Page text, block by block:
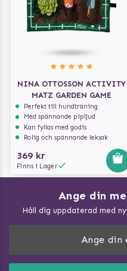
NINA OTTOSSON ACTIVITY
MATZ GARDEN GAME
Perfekt till hundträning
Med spännande pipljud
Kan fyllas med godis
Rolig och spännande leksak
369 kr
Finns i Lager
Ange din
Håll dig uppdaterad med
DogArtist.se drivs av:
Vad kan hundar äta?
Träna Nose Work hemma